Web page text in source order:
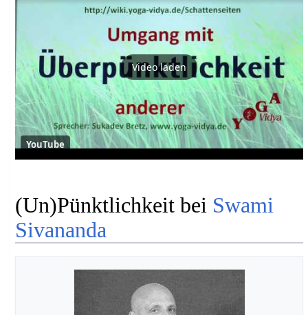
Video laden
YouTube
(Un)Pünktlichkeit bei Swami
Sivananda